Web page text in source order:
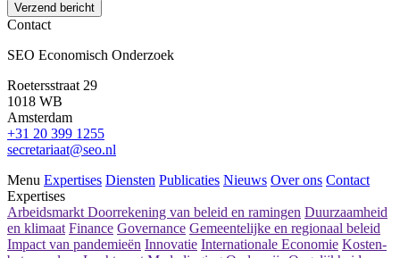
Verzend bericht
Contact
SEO Economisch Onderzoek
Roetersstraat 29
1018 WB
Amsterdam
+31 20 399 1255
secretariaat@seo.nl
Menu Expertises Diensten Publicaties Nieuws Over ons Contact
Expertises
Arbeidsmarkt Doorrekening van beleid en ramingen Duurzaamheid
en klimaat Finance Governance Gemeentelijke en regionaal beleid
Impact van pandemieën Innovatie Internationale Economie Kosten-